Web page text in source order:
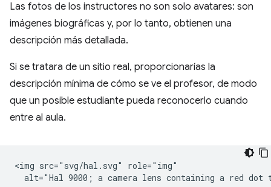
Las fotos de los instructores no son solo avatares: son
imágenes biográficas y, por lo tanto, obtienen una
descripción más detallada.
Si se tratara de un sitio real, proporcionarías la
descripción mínima de cómo se ve el profesor, de modo
que un posible estudiante pueda reconocerlo cuando
entre al aula.
<img src="svg/hal.svg" role="img"